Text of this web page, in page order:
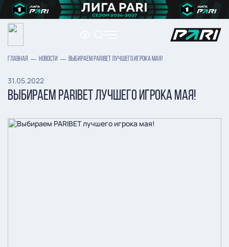
ГЛАВНАЯ НОВОСТИ ВЫБИРАЕМ PARIBET ЛУЧШЕГО ИГРОКА МАЯ!
31.05.2022
ВЫБИРАЕМ PARIBET ЛУЧШЕГО ИГРОКА МАЯ!